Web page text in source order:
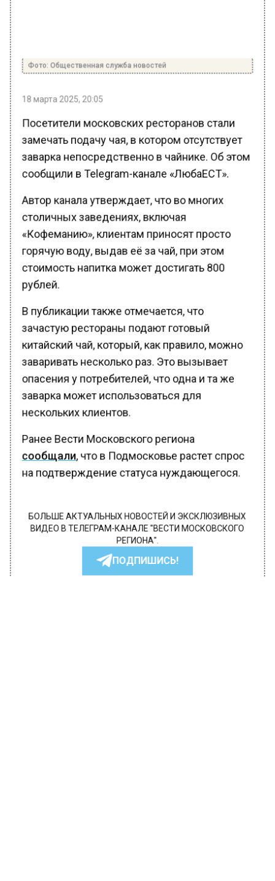
Фото: Общественная служба новостей
18 марта 2025, 20:05
Посетители московских ресторанов стали
замечать подачу чая, в котором отсутствует
заварка непосредственно в чайнике. Об этом
сообщили в Telegram-канале «ЛюбаЕСТ».
Автор канала утверждает, что во многих
столичных заведениях, включая
«Кофеманию», клиентам приносят просто
горячую воду, выдав её за чай, при этом
стоимость напитка может достигать 800
рублей.
В публикации также отмечается, что
зачастую рестораны подают готовый
китайский чай, который, как правило, можно
заваривать несколько раз. Это вызывает
опасения у потребителей, что одна и та же
заварка может использоваться для
нескольких клиентов.
Ранее Вести Московского региона
сообщали, что в Подмосковье растет спрос
на подтверждение статуса нуждающегося.
БОЛЬШЕ АКТУАЛЬНЫХ НОВОСТЕЙ И ЭКСКЛЮЗИВНЫХ
ВИДЕО В ТЕЛЕГРАМ-КАНАЛЕ "ВЕСТИ МОСКОВСКОГО
РЕГИОНА".
ПОДПИШИСЬ!